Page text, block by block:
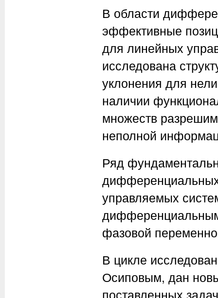
В области
эффективные
для линейных
исследована
уклонения для
наличии
множеств
неполной
Ряд
дифференциальных
управляемых
фазовой
В цикле
Осиповым, дан
поставленных